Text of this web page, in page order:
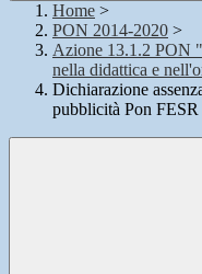
Home >
PON 2014-2020 >
Azione 13.1.2 PON
nella didattica e
Dichiarazione
pubblicità Pon